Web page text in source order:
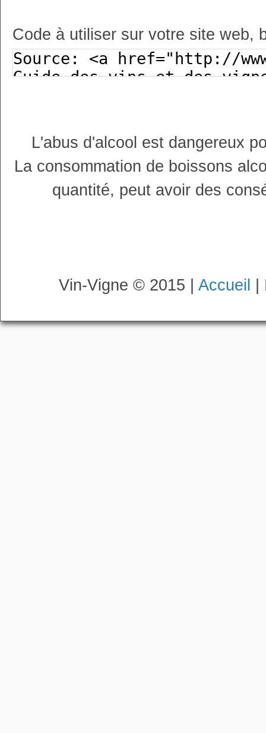
Code à utiliser sur votre site web,
L'abus d'alcool est dangereux
La consommation de boissons
quantité, peut avoir des
Vin-Vigne © 2015 | Accueil